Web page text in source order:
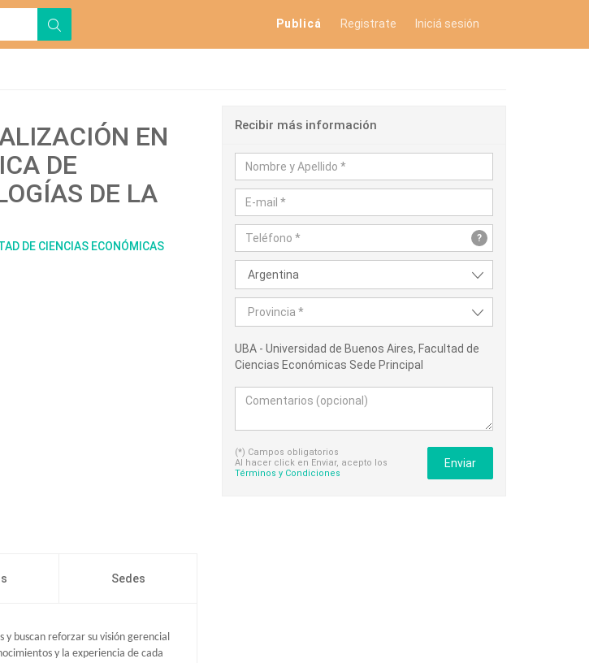
Publicá Registrate Iniciá sesión
EN
DE
DE LA
DE CIENCIAS ECONÓMICAS
Recibir más información
?
Argentina
Provincia *
UBA - Universidad de Buenos Aires, Facultad de
Ciencias Económicas Sede Principal
(*) Campos obligatorios
Al hacer click en Enviar, acepto los
Términos y Condiciones
Enviar
Sedes
y buscan reforzar su visión gerencial
y la experiencia de cada